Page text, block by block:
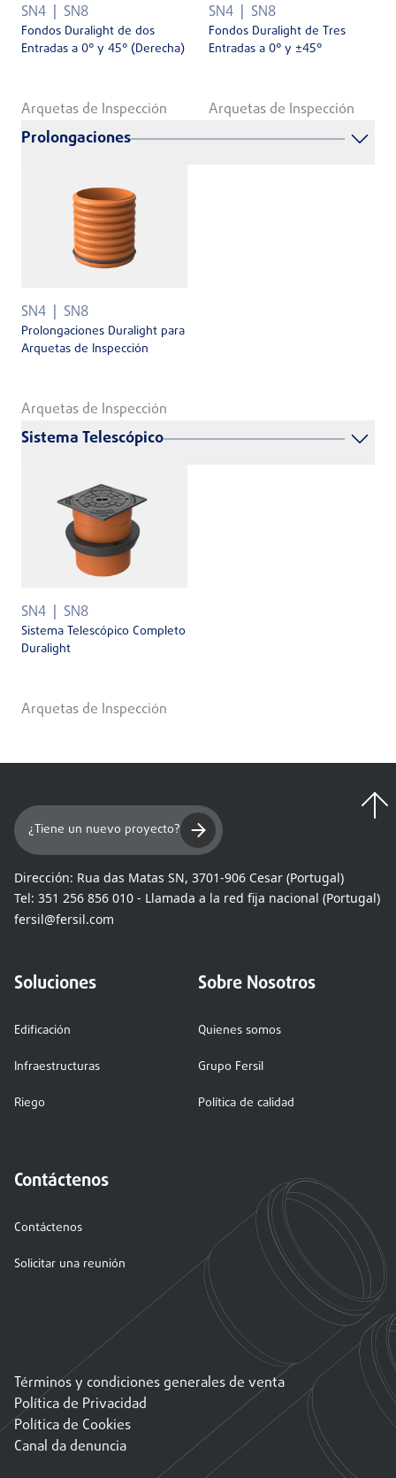
SN4 SN8
Fondos Duralight de dos
Entradas a 0° y 45° (Derecha)
Arquetas de Inspección
SN4 SN8
Fondos Duralight de Tres
Entradas a 0° y ±45°
Arquetas de Inspección
Prolongaciones
SN4 SN8
Prolongaciones Duralight para
Arquetas de Inspección
Arquetas de Inspección
Sistema Telescópico
SN4 SN8
Sistema Telescópico Completo
Duralight
Arquetas de Inspección
¿Tiene un nuevo proyecto?
Dirección: Rua das Matas SN, 3701-906 Cesar (Portugal)
Tel: 351 256 856 010 - Llamada a la red fija nacional (Portugal)
fersil@fersil.com
Soluciones
Edificación
Infraestructuras
Riego
Sobre Nosotros
Quienes somos
Grupo Fersil
Política de calidad
Contáctenos
Contáctenos
Solicitar una reunión
Términos y condiciones generales de venta
Política de Privacidad
Política de Cookies
Canal da denuncia